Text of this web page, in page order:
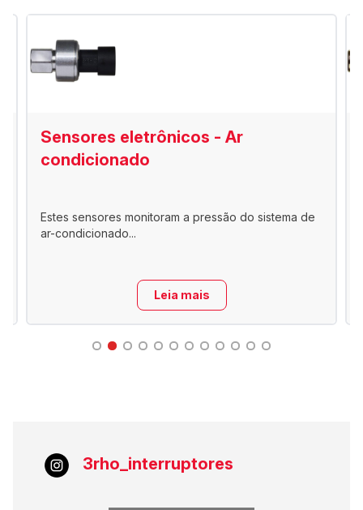
Sensores eletrônicos - Ar
condicionado
Estes sensores monitoram a pressão do sistema de
ar-condicionado...
Leia mais
3rho_interruptores